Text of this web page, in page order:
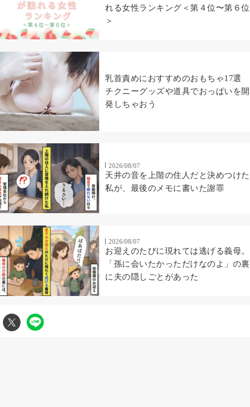
れる女性ランキング＜第４位〜第６位
＞
乳首責めにおすすめのおもちゃ17選
チクニーグッズや道具でおっぱいを開
発しちゃおう
2026/08/07
天井の音を上階の住人だと決めつけた
私が、最後のメモに書いた謝罪
2026/08/07
お迎えのたびに現れては逃げる義母。
「孫に会いたかっただけなのよ」の裏
に夫の隠しごとがあった